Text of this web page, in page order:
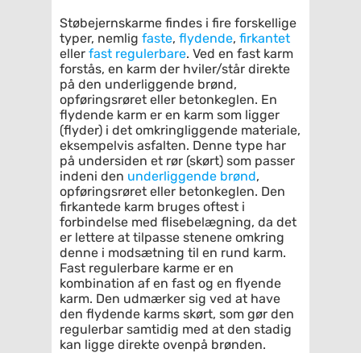
Støbejernskarme findes i fire forskellige
typer, nemlig faste, flydende, firkantet
eller fast regulerbare. Ved en fast karm
forstås, en karm der hviler/står direkte
på den underliggende brønd,
opføringsrøret eller betonkeglen. En
flydende karm er en karm som ligger
(flyder) i det omkringliggende materiale,
eksempelvis asfalten. Denne type har
på undersiden et rør (skørt) som passer
indeni den underliggende brønd,
opføringsrøret eller betonkeglen. Den
firkantede karm bruges oftest i
forbindelse med flisebelægning, da det
er lettere at tilpasse stenene omkring
denne i modsætning til en rund karm.
Fast regulerbare karme er en
kombination af en fast og en flyende
karm. Den udmærker sig ved at have
den flydende karms skørt, som gør den
regulerbar samtidig med at den stadig
kan ligge direkte ovenpå brønden.